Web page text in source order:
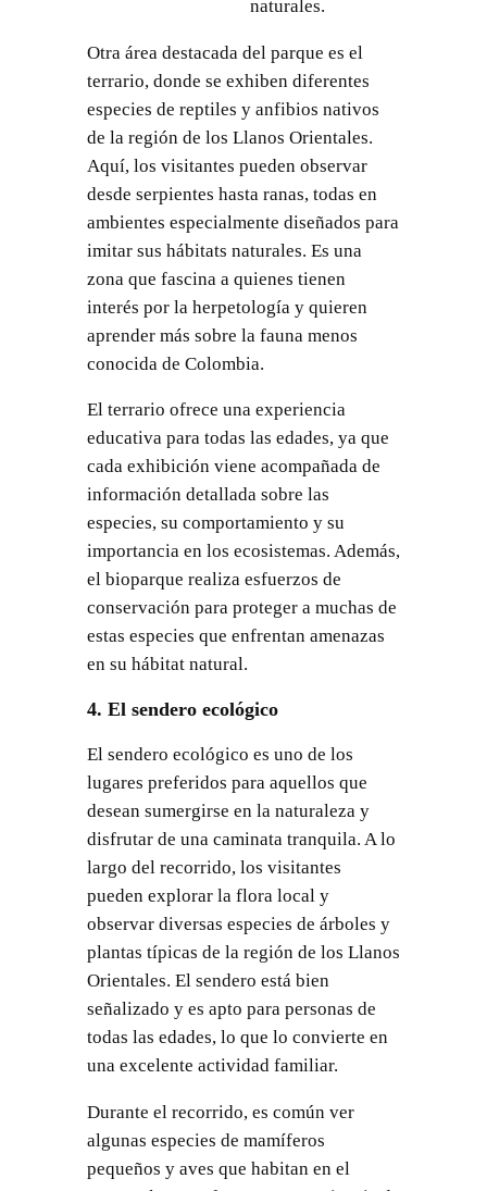
naturales.
Otra área destacada del parque es el
terrario, donde se exhiben diferentes
especies de reptiles y anfibios nativos
de la región de los Llanos Orientales.
Aquí, los visitantes pueden observar
desde serpientes hasta ranas, todas en
ambientes especialmente diseñados para
imitar sus hábitats naturales. Es una
zona que fascina a quienes tienen
interés por la herpetología y quieren
aprender más sobre la fauna menos
conocida de Colombia.
El terrario ofrece una experiencia
educativa para todas las edades, ya que
cada exhibición viene acompañada de
información detallada sobre las
especies, su comportamiento y su
importancia en los ecosistemas. Además,
el bioparque realiza esfuerzos de
conservación para proteger a muchas de
estas especies que enfrentan amenazas
en su hábitat natural.
4. El sendero ecológico
El sendero ecológico es uno de los
lugares preferidos para aquellos que
desean sumergirse en la naturaleza y
disfrutar de una caminata tranquila. A lo
largo del recorrido, los visitantes
pueden explorar la flora local y
observar diversas especies de árboles y
plantas típicas de la región de los Llanos
Orientales. El sendero está bien
señalizado y es apto para personas de
todas las edades, lo que lo convierte en
una excelente actividad familiar.
Durante el recorrido, es común ver
algunas especies de mamíferos
pequeños y aves que habitan en el